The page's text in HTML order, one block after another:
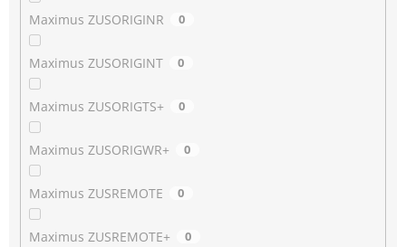
Maximus ZUSORIGINR 0
Maximus ZUSORIGINT 0
Maximus ZUSORIGTS+ 0
Maximus ZUSORIGWR+ 0
Maximus ZUSREMOTE 0
Maximus ZUSREMOTE+ 0